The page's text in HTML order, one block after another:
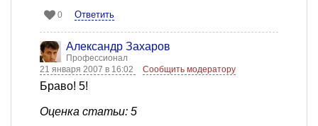
0 Ответить
Александр Захаров
Профессионал
21 января 2007 в 16:02
Сообщить модератору
Браво! 5!
Оценка статьи: 5